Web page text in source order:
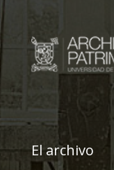
El archivo